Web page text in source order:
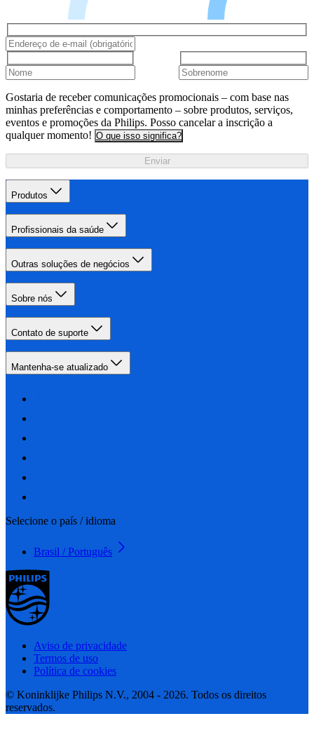
Gostaria de receber comunicações promocionais – com base nas
minhas preferências e comportamento – sobre produtos, serviços,
eventos e promoções da Philips. Posso cancelar a inscrição a
qualquer momento! O que isso significa?
Enviar
Produtos
Profissionais da saúde
Outras soluções de negócios
Sobre nós
Contato de suporte
Mantenha-se atualizado
Selecione o país / idioma
Brasil / Português
Aviso de privacidade
Termos de uso
Política de cookies
© Koninklijke Philips N.V., 2004 - 2026. Todos os direitos
reservados.